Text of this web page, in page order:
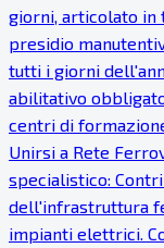
giorni, articolato in
presidio
tutti i giorni
abilitativo
centri di
Unirsi a Rete
specialistico:
dell'infrastruttura
impianti elettrici.